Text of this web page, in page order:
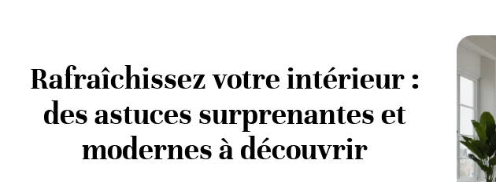
Rafraîchissez votre intérieur :
des astuces surprenantes et
modernes à découvrir